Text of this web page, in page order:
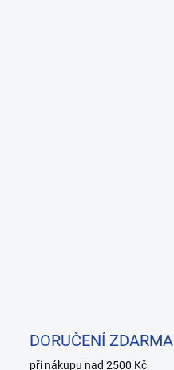
DORUČENÍ ZDARMA
při nákupu nad 2500 Kč